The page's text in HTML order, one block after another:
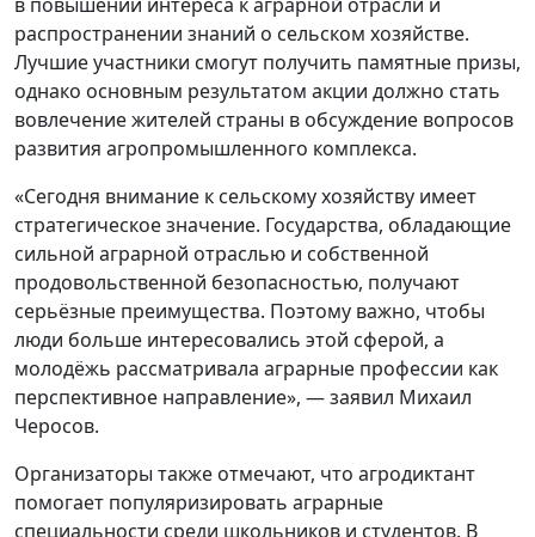
распространении знаний о сельском хозяйстве.
Лучшие участники смогут получить памятные призы,
однако основным результатом акции должно стать
вовлечение жителей страны в обсуждение вопросов
развития агропромышленного комплекса.
«Сегодня внимание к сельскому хозяйству имеет
стратегическое значение. Государства, обладающие
сильной аграрной отраслью и собственной
продовольственной безопасностью, получают
серьёзные преимущества. Поэтому важно, чтобы
люди больше интересовались этой сферой, а
молодёжь рассматривала аграрные профессии как
перспективное направление», — заявил Михаил
Черосов.
Организаторы также отмечают, что агродиктант
помогает популяризировать аграрные
специальности среди школьников и студентов. В